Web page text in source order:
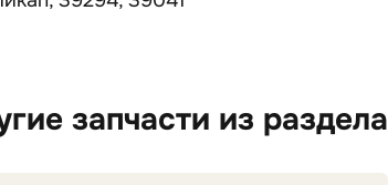
запчасти из раздела